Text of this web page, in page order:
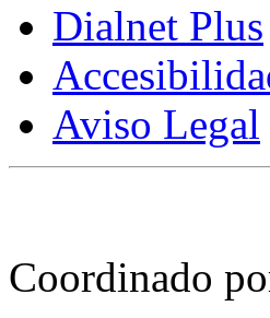
Dialnet Plus
Aviso Legal
Coordinado